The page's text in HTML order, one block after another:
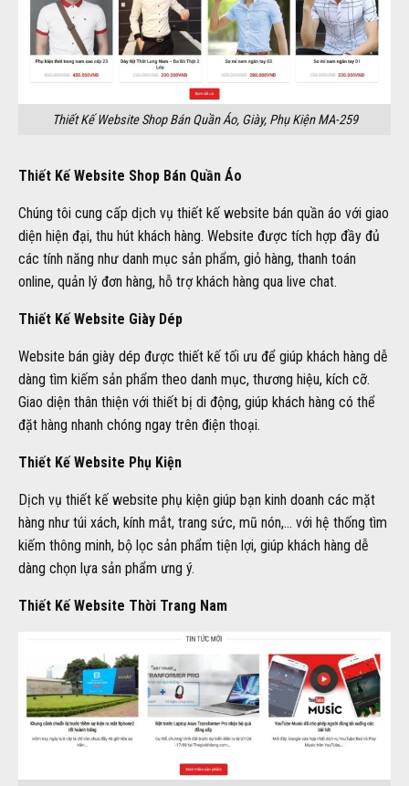
Thiết Kế Website Shop Bán Quần Áo, Giày, Phụ Kiện MA-259
Thiết Kế Website Shop Bán Quần Áo
Chúng tôi cung cấp dịch vụ thiết kế website bán quần áo với giao
diện hiện đại, thu hút khách hàng. Website được tích hợp đầy đủ
các tính năng như danh mục sản phẩm, giỏ hàng, thanh toán
online, quản lý đơn hàng, hỗ trợ khách hàng qua live chat.
Thiết Kế Website Giày Dép
Website bán giày dép được thiết kế tối ưu để giúp khách hàng dễ
dàng tìm kiếm sản phẩm theo danh mục, thương hiệu, kích cỡ.
Giao diện thân thiện với thiết bị di động, giúp khách hàng có thể
đặt hàng nhanh chóng ngay trên điện thoại.
Thiết Kế Website Phụ Kiện
Dịch vụ thiết kế website phụ kiện giúp bạn kinh doanh các mặt
hàng như túi xách, kính mắt, trang sức, mũ nón,… với hệ thống tìm
kiếm thông minh, bộ lọc sản phẩm tiện lợi, giúp khách hàng dễ
dàng chọn lựa sản phẩm ưng ý.
Thiết Kế Website Thời Trang Nam